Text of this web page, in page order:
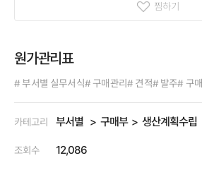
찜하기
원가관리표
# 부서별 실무서식# 구매관리# 견적# 발주# 구
카테고리 부서별 구매부 생산계획수립
조회수 12,086